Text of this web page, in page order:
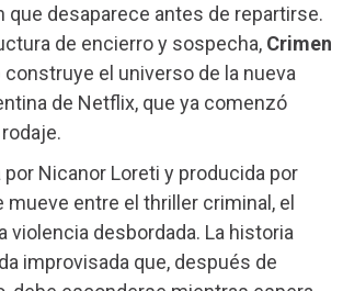
que desaparece antes de repartirse.
de encierro y sospecha, Crimen
construye el universo de la nueva
de Netflix, que ya comenzó
por Nicanor Loreti y producida por
mueve entre el thriller criminal, el
violencia desbordada. La historia
improvisada que, después de